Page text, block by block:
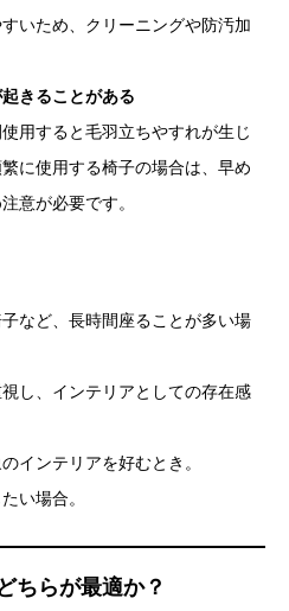
いため、クリーニングや防汚加
きることがある
用すると毛羽立ちやすれが生じ
に使用する椅子の場合は、早め
意が必要です。
など、長時間座ることが多い場
し、インテリアとしての存在感
インテリアを好むとき。
い場合。
ちらが最適か？